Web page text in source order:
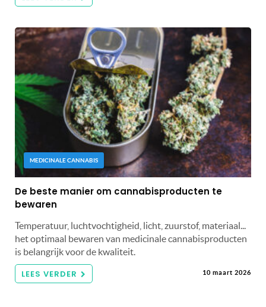
MEDICINALE CANNABIS
De beste manier om cannabisproducten te
bewaren
Temperatuur, luchtvochtigheid, licht, zuurstof, materiaal...
het optimaal bewaren van medicinale cannabisproducten
is belangrijk voor de kwaliteit.
LEES VERDER 10 maart 2026